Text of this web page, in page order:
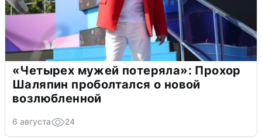
«Четырех мужей потеряла»: Прохор
Шаляпин проболтался о новой
возлюбленной
6 августа 24